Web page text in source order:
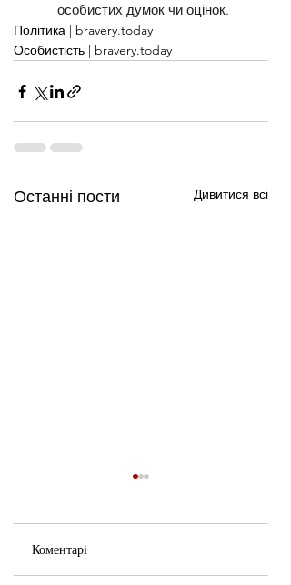
особистих думок чи оцінок.
Політика | bravery.today
Особистість | bravery.today
Останні пости Дивитися всі
Коментарі